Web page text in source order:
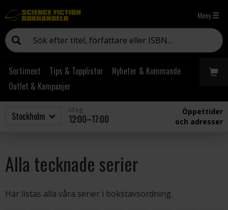
Meny
Sortiment Tips & Topplistor
Nyheter & Kommande
Outlet & Kampanjer
12:00–17:00
Öppettider
och adresser
Alla tecknade serier
Här listas alla våra serier i bokstavsordning.